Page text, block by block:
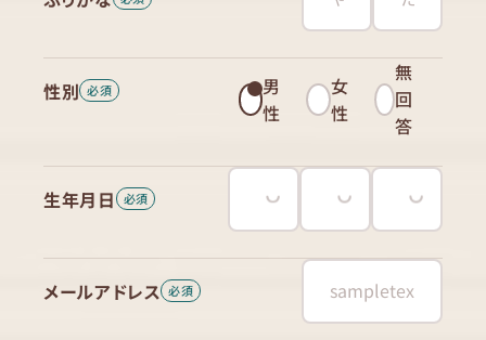
性別
男
性
女
性
無
回
答
生年月日
メールアドレス